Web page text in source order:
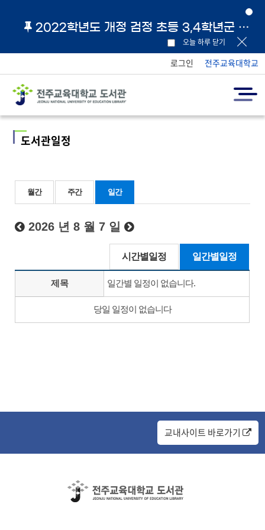
2022학년도 개정 검정 초등 3,4학년군 교과서 및 지도서 원문 링크 안내
오늘 하루 닫기
로그인 전주교육대학교
도서관일정
월간 주간 일간
2026 년 8 월 7 일
일간별일정
시간별일정
제목 일간별 일정이 없습니다.
당일 일정이 없습니다
교내사이트 바로가기